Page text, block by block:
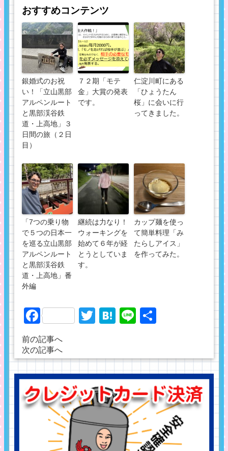
おすすめコンテンツ
銀婚式のお祝
い！「立山黒部
アルペンルート
と黒部渓谷鉄
道・上高地」３
日間の旅（２日
目）
７２期「モテ
金」大賞の発表
です。
仁淀川町にある
「ひょうたん
桜」に会いに行
ってきました。
「7つの乗り物
で５つの日本一
を巡る立山黒部
アルペンルート
と黒部渓谷鉄
道・上高地」番
外編
継続は力なり！
ウォーキングを
始めて６年が経
とうとしていま
す。
カップ麺を使っ
て簡単料理「み
たらしアイス」
を作ってみた。
FacebookTwitter
Hatena
Line
前の記事へ
次の記事へ